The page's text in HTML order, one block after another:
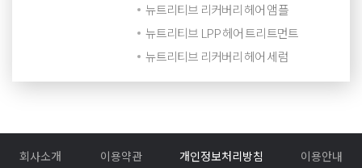
뉴트리티브 리커버리 헤어 앰플
뉴트리티브 LPP 헤어 트리트먼트
뉴트리티브 리커버리 헤어 세럼
회사소개 이용약관 개인정보처리방침 이용안내